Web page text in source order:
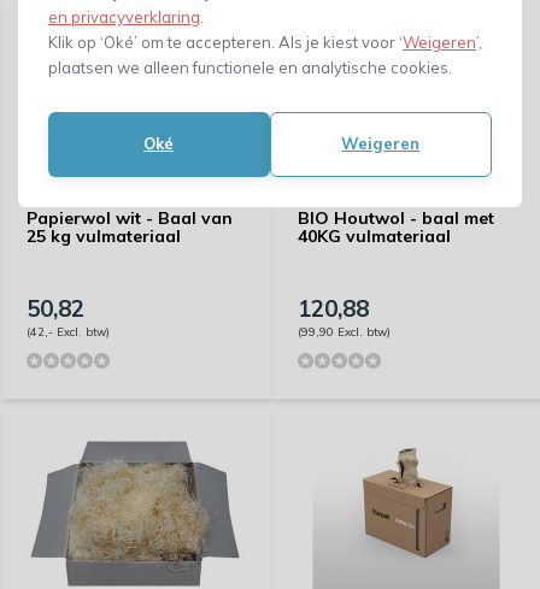
en privacyverklaring
Klik op ‘Oké’ om te accepteren. Als je kiest voor ‘Weigeren’,
plaatsen we alleen functionele en analytische cookies.
Oké Weigeren
Papierwol wit - Baal van
25 kg vulmateriaal
50,82
(42,- Excl. btw)
BIO Houtwol - baal met
40KG vulmateriaal
120,88
(99,90 Excl. btw)